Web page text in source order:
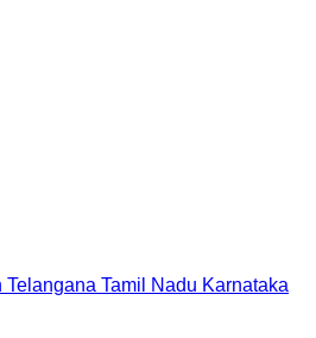
Telangana Tamil Nadu Karnataka